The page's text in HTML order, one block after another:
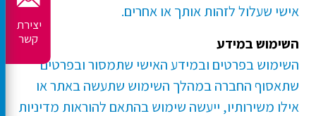
יצירת
קשר
אישי שעלול לזהות אותך או אחרים.
השימוש במידע
השימוש בפרטים ובמידע האישי שתמסור ובפרטים
שתאסוף החברה במהלך השימוש שתעשה באתר או
אילו משירותיו, ייעשה שימוש בהתאם להוראות מדיניות